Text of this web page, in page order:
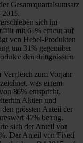
Gesamtquartalsumsatz
2015.
sich im
mit 61% erneut auf
von Hebel-Produkten
um 31% gegenüber
den drittgrössten
Vergleich zum Vorjahr
was einem
86% entspricht.
Aktien und
grössten Anteil der
47% betrug.
sich der Anteil von
Der Anteil von Fixed